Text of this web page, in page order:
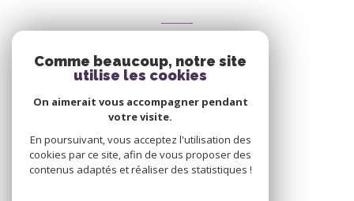
Espace propriétaire
Se connecter
Comme beaucoup, notre site
utilise les cookies
On aimerait vous accompagner pendant
votre visite.
En poursuivant, vous acceptez l'utilisation des
cookies par ce site, afin de vous proposer des
contenus adaptés et réaliser des statistiques !